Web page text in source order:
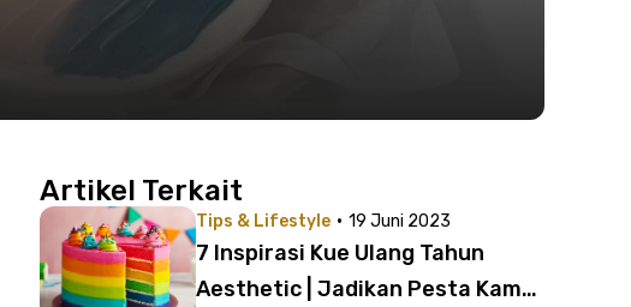
Artikel Terkait
Tips & Lifestyle · 19 Juni 2023
7 Inspirasi Kue Ulang Tahun
Aesthetic | Jadikan Pesta Kamu